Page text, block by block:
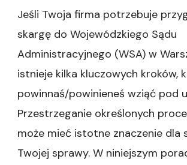
Jeśli Twoja firma potrzebuje
skargę do Wojewódzkiego Sądu
Administracyjnego (WSA) w
istnieje kilka kluczowych kroków,
powinnaś/powinieneś wziąć pod
Przestrzeganie określonych
może mieć istotne znaczenie dla
Twojej sprawy. W niniejszym